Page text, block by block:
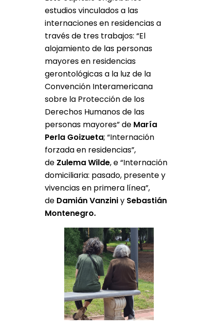
estudios vinculados a las
internaciones en residencias a
través de tres trabajos: “El
alojamiento de las personas
mayores en residencias
gerontológicas a la luz de la
Convención Interamericana
sobre la Protección de los
Derechos Humanos de las
personas mayores” de María
Perla Goizueta; “Internación
forzada en residencias”,
de Zulema Wilde, e “Internación
domiciliaria: pasado, presente y
vivencias en primera línea”,
de Damián Vanziniy Sebastián
Montenegro.